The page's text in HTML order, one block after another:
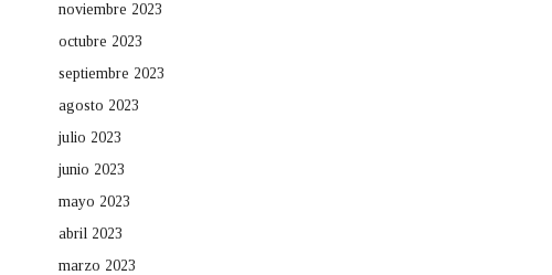
noviembre 2023
octubre 2023
septiembre 2023
agosto 2023
julio 2023
junio 2023
mayo 2023
abril 2023
marzo 2023